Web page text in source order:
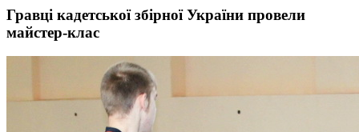
Гравці кадетської збірної України провели
майстер-клас